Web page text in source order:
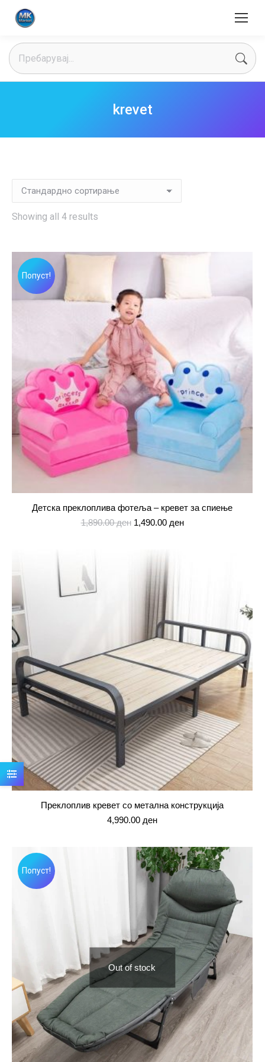
Search:
krevet
Showing all 4 results
Попуст!
Детска преклоплива фотеља – кревет за спиење
1,890.00ден Original
1,490.00 денCurrent
Преклоплив кревет со метална конструкција
4,990.00 ден
Попуст!
Out of stock